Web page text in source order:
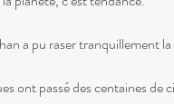
a pu raser tranquillement
ont passé des centaines de